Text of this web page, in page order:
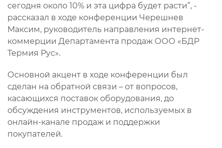
сегодня около 10% и эта цифра будет расти”, -
рассказал в ходе конференции Черешнев
Максим, руководитель направления интернет-
коммерции Департамента продаж ООО «БДР
Термия Рус».
Основной акцент в ходе конференции был
сделан на обратной связи – от вопросов,
касающихся поставок оборудования, до
обсуждения инструментов, используемых в
онлайн-канале продаж и поддержки
покупателей.